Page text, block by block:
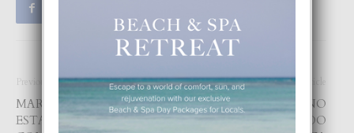
Previous article
MARISOL TROMP A
ESTABLECE SU MES
Next article
KABEL SUBMARINO
CELIA CONECTANDO